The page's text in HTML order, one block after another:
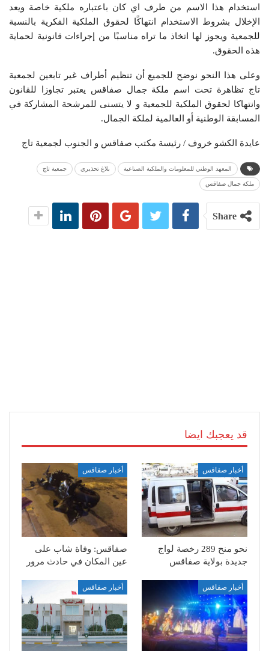
استخدام هذا الاسم من طرف اي كان باعتباره ملكية خاصة ويعد
الإخلال بشروط الاستخدام انتهاكًا لحقوق الملكية الفكرية بالنسبة
للجمعية ويجوز لها اتخاذ ما تراه مناسبًا من إجراءات قانونية لحماية
هذه الحقوق.
وعلى هذا النحو نوضح للجميع أن تنظيم أطراف غير تابعين لجمعية
تاج تظاهرة تحت اسم ملكة جمال صفاقس ‏يعتبر تجاوزا للقانون
وانتهاكا لحقوق الملكية للجمعية و لا يتسنى للمرشحة المشاركة في
المسابقة الوطنية أو العالمية لملكة الجمال.
عايدة الكشو خروف / رئيسة مكتب صفاقس و الجنوب لجمعية تاج
المعهد الوطني للمعلومات والملكية الصناعية بلاغ تحذيري جمعية تاج
ملكة جمال صفاقس
Share
قد يعجبك ايضا
أخبار صفاقس
نحو منح 289 رخصة لواج
جديدة بولاية صفاقس
أخبار صفاقس
صفاقس: وفاة شاب على
عين المكان في حادث مرور
أخبار صفاقس أخبار صفاقس